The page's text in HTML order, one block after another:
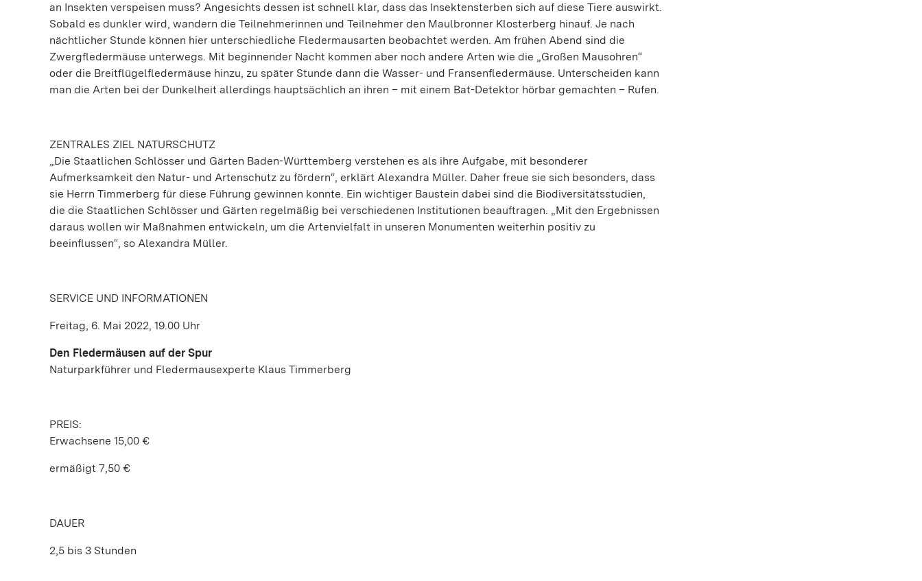
an Insekten verspeisen muss? Angesichts dessen ist schnell klar, dass das Insektensterben sich auf diese Tiere auswirkt.
Sobald es dunkler wird, wandern die Teilnehmerinnen und Teilnehmer den Maulbronner Klosterberg hinauf. Je nach
nächtlicher Stunde können hier unterschiedliche Fledermausarten beobachtet werden. Am frühen Abend sind die
Zwergfledermäuse unterwegs. Mit beginnender Nacht kommen aber noch andere Arten wie die „Großen Mausohren“
oder die Breitflügelfledermäuse hinzu, zu später Stunde dann die Wasser- und Fransenfledermäuse. Unterscheiden kann
man die Arten bei der Dunkelheit allerdings hauptsächlich an ihren – mit einem Bat-Detektor hörbar gemachten – Rufen.
ZENTRALES ZIEL NATURSCHUTZ
„Die Staatlichen Schlösser und Gärten Baden-Württemberg verstehen es als ihre Aufgabe, mit besonderer
Aufmerksamkeit den Natur- und Artenschutz zu fördern“, erklärt Alexandra Müller. Daher freue sie sich besonders, dass
sie Herrn Timmerberg für diese Führung gewinnen konnte. Ein wichtiger Baustein dabei sind die Biodiversitätsstudien,
die die Staatlichen Schlösser und Gärten regelmäßig bei verschiedenen Institutionen beauftragen. „Mit den Ergebnissen
daraus wollen wir Maßnahmen entwickeln, um die Artenvielfalt in unseren Monumenten weiterhin positiv zu
beeinflussen“, so Alexandra Müller.
SERVICE UND INFORMATIONEN
Freitag, 6. Mai 2022, 19.00 Uhr
Den Fledermäusen auf der Spur
Naturparkführer und Fledermausexperte Klaus Timmerberg
PREIS:
Erwachsene 15,00 €
ermäßigt 7,50 €
DAUER
2,5 bis 3 Stunden